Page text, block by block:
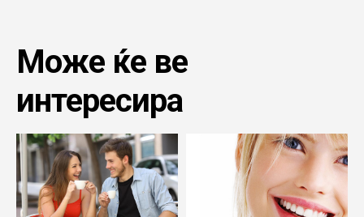
Може ќе ве
интересира